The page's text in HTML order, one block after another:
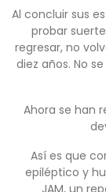
Al concluir sus
probar
regresar, no
diez años. No
Ahora se han
Así es que
epiléptico y
JAM, un